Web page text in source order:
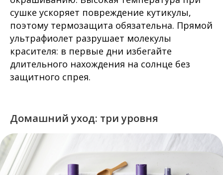
сушке ускоряет повреждение кутикулы,
поэтому термозащита обязательна. Прямой
ультрафиолет разрушает молекулы
красителя: в первые дни избегайте
длительного нахождения на солнце без
защитного спрея.
Домашний уход: три уровня